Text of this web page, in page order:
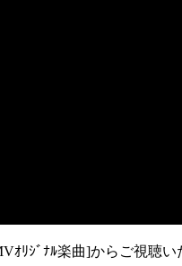
ﾘｼﾞﾅﾙ楽曲]からご視聴い